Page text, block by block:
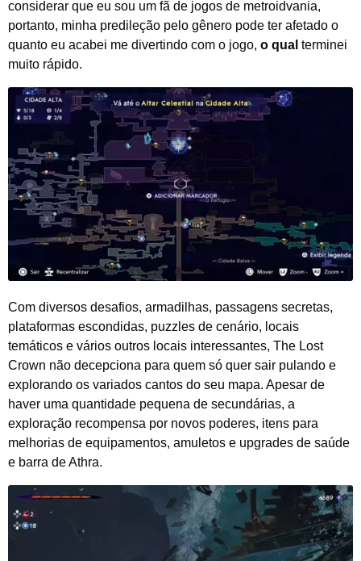
considerar que eu sou um fã de jogos de metroidvania,
portanto, minha predileção pelo gênero pode ter afetado o
quanto eu acabei me divertindo com o jogo, o qual terminei
muito rápido.
Com diversos desafios, armadilhas, passagens secretas,
plataformas escondidas, puzzles de cenário, locais
temáticos e vários outros locais interessantes, The Lost
Crown não decepciona para quem só quer sair pulando e
explorando os variados cantos do seu mapa. Apesar de
haver uma quantidade pequena de secundárias, a
exploração recompensa por novos poderes, itens para
melhorias de equipamentos, amuletos e upgrades de saúde
e barra de Athra.